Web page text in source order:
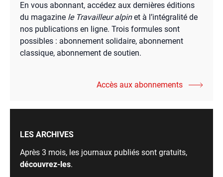
En vous abonnant, accédez aux dernières éditions
du magazine le Travailleur alpinet à l’intégralité de
nos publications en ligne. Trois formules sont
possibles : abonnement solidaire, abonnement
classique, abonnement de soutien.
Accès aux abonnements
LES ARCHIVES
Après 3 mois, les journaux publiés sont gratuits,
découvrez-les.